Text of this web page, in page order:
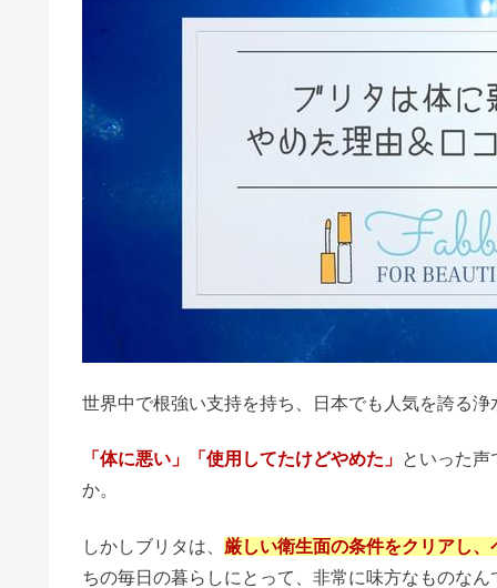
世界中で根強い支持を持ち、日本でも人気を誇る浄
「体に悪い」「使用してたけどやめた」 といった声
か。
しかしブリタは、 厳しい衛生面の条件をクリアし、
ちの毎日の暮らしにとって、非常に味方なものなん